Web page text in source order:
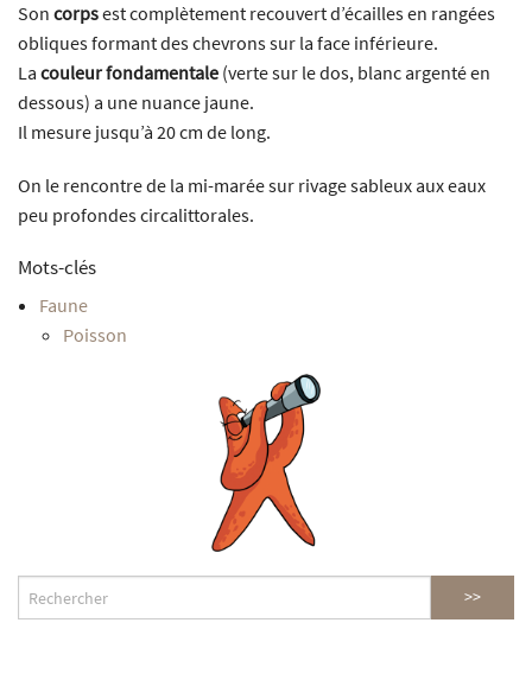
Son corpsest complètement recouvert d’écailles en rangées
obliques formant des chevrons sur la face inférieure.
La couleur fondamentale (verte sur le dos, blanc argenté en
dessous) a une nuance jaune.
Il mesure jusqu’à 20 cm de long.
On le rencontre de la mi-marée sur rivage sableux aux eaux
peu profondes circalittorales.
Mots-clés
Faune
Poisson